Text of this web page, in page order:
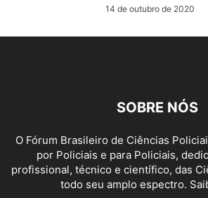
14 de outubro de 2020
SOBRE NÓS
O Fórum Brasileiro de Ciências
por Policiais e para Policiais,
profissional, técnico e científico, das
todo seu amplo espectro.